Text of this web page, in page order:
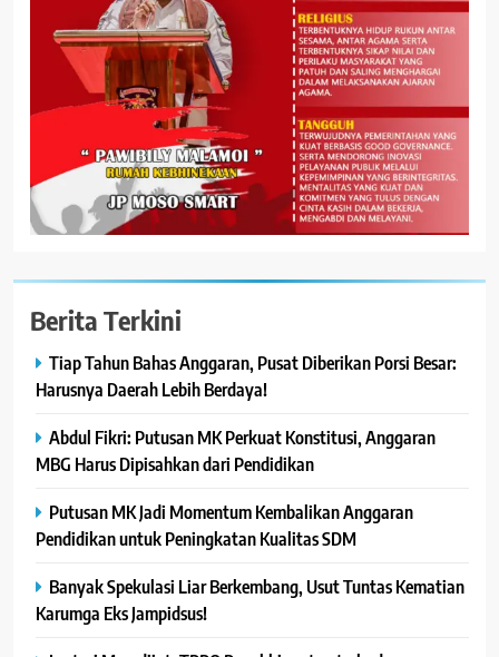
Berita Terkini
Tiap Tahun Bahas Anggaran, Pusat Diberikan Porsi Besar:
Harusnya Daerah Lebih Berdaya!
Abdul Fikri: Putusan MK Perkuat Konstitusi, Anggaran
MBG Harus Dipisahkan dari Pendidikan
Putusan MK Jadi Momentum Kembalikan Anggaran
Pendidikan untuk Peningkatan Kualitas SDM
Banyak Spekulasi Liar Berkembang, Usut Tuntas Kematian
Karumga Eks Jampidsus!